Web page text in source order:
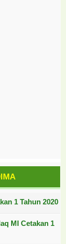
1 Tahun 2020
MI Cetakan 1